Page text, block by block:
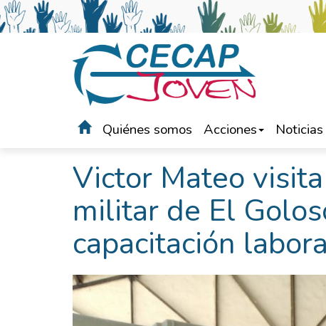
Quiénes somos Acciones Noticias
Victor Mateo
militar de El
capacitación